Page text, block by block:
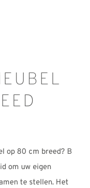
op 80 cm breed? B
om uw eigen
te stellen. Het